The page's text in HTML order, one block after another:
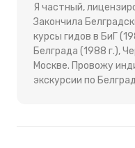
Я частный,
Закончила
курсы гидов в БиГ
Белграда (1988 г.),
Москве. Провожу
экскурсии по